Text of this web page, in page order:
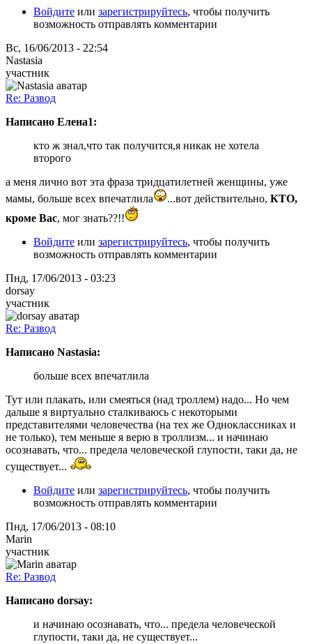
Войдите или зарегистрируйтесь, чтобы получить
возможность отправлять комментарии
Вс, 16/06/2013 - 22:54
Nastasia
участник
Re: Развод
Написано Елена1:
кто ж знал,что так получится,я никак не хотела
второго
а меня лично вот эта фраза тридцатилетней женщины, уже
мамы, больше всех впечатлила
...вот действительно, КТО,
кроме Вас, мог знать??!!
Войдите или зарегистрируйтесь, чтобы получить
возможность отправлять комментарии
Пнд, 17/06/2013 - 03:23
dorsay
участник
Re: Развод
Написано Nastasia:
больше всех впечатлила
Тут или плакать, или смеяться (над троллем) надо... Но чем
дальше я виртуально сталкиваюсь с некоторыми
представителями человечества (на тех же Одноклассниках и
не только), тем меньше я верю в троллизм... и начинаю
осознавать, что... предела человеческой глупости, таки да, не
существует...
Войдите или зарегистрируйтесь, чтобы получить
возможность отправлять комментарии
Пнд, 17/06/2013 - 08:10
Marin
участник
Re: Развод
Написано dorsay:
и начинаю осознавать, что... предела человеческой
глупости, таки да, не существует...